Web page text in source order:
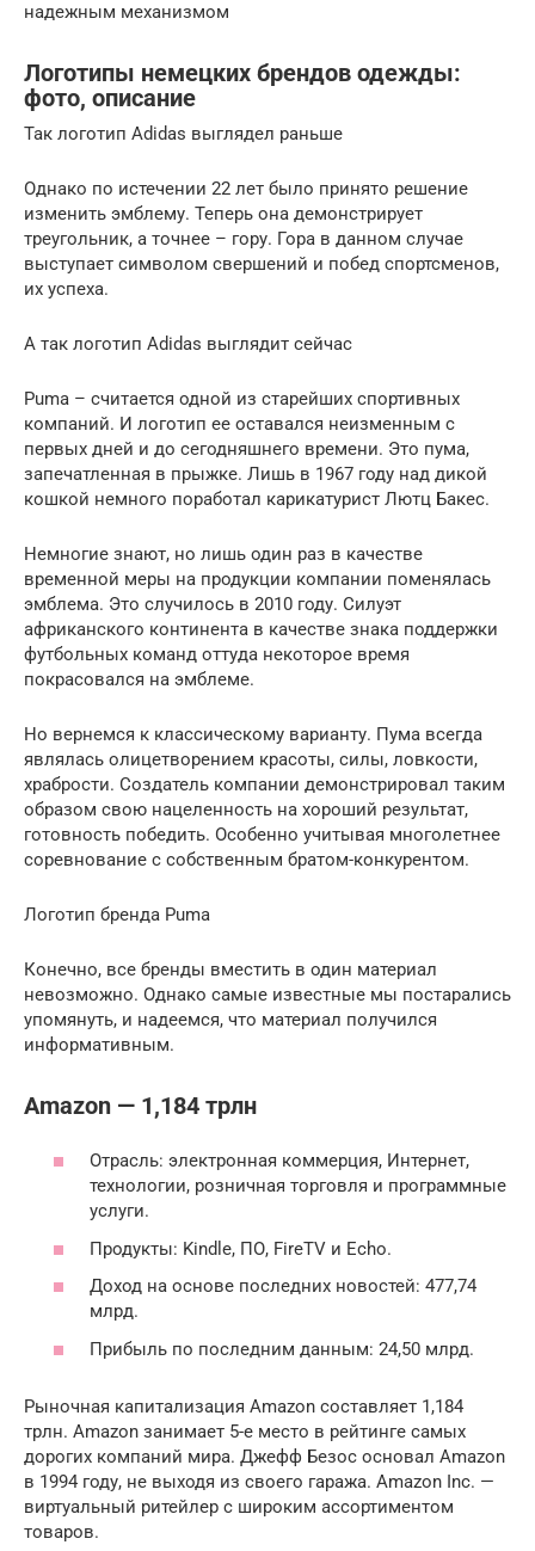
надежным механизмом
Логотипы немецких брендов одежды:
фото, описание
Так логотип Adidas выглядел раньше
Однако по истечении 22 лет было принято решение
изменить эмблему. Теперь она демонстрирует
треугольник, а точнее – гору. Гора в данном случае
выступает символом свершений и побед спортсменов,
их успеха.
А так логотип Adidas выглядит сейчас
Puma – считается одной из старейших спортивных
компаний. И логотип ее оставался неизменным с
первых дней и до сегодняшнего времени. Это пума,
запечатленная в прыжке. Лишь в 1967 году над дикой
кошкой немного поработал карикатурист Лютц Бакес.
Немногие знают, но лишь один раз в качестве
временной меры на продукции компании поменялась
эмблема. Это случилось в 2010 году. Силуэт
африканского континента в качестве знака поддержки
футбольных команд оттуда некоторое время
покрасовался на эмблеме.
Но вернемся к классическому варианту. Пума всегда
являлась олицетворением красоты, силы, ловкости,
храбрости. Создатель компании демонстрировал таким
образом свою нацеленность на хороший результат,
готовность победить. Особенно учитывая многолетнее
соревнование с собственным братом-конкурентом.
Логотип бренда Puma
Конечно, все бренды вместить в один материал
невозможно. Однако самые известные мы постарались
упомянуть, и надеемся, что материал получился
информативным.
Amazon — 1,184 трлн
Отрасль: электронная коммерция, Интернет,
технологии, розничная торговля и программные
услуги.
Продукты: Kindle, ПО, FireTV и Echo.
Доход на основе последних новостей: 477,74
млрд.
Прибыль по последним данным: 24,50 млрд.
Рыночная капитализация Amazon составляет 1,184
трлн. Amazon занимает 5-е место в рейтинге самых
дорогих компаний мира. Джефф Безос основал Amazon
в 1994 году, не выходя из своего гаража. Amazon Inc. —
виртуальный ритейлер с широким ассортиментом
товаров.